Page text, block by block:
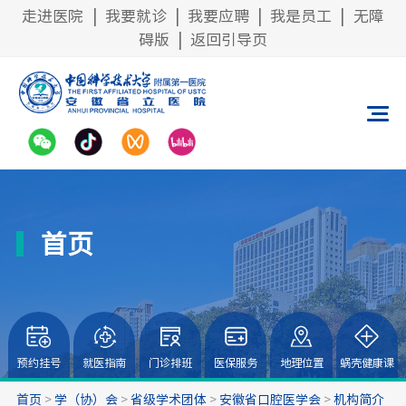
走进医院 我要就诊 我要应聘 我是员工
无障
碍版
返回引导页
首页
预约挂号 就医指南 门诊排班 医保服务 地理位置 蜗壳健康课
首页 > 学（协）会> 省级学术团体 > 安徽省口腔医学会> 机构简介